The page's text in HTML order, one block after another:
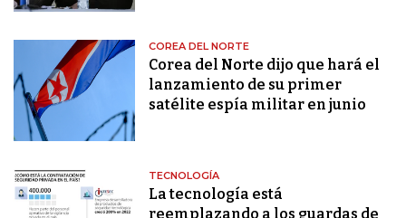
COREA DEL NORTE
Corea del Norte dijo que hará el
lanzamiento de su primer
satélite espía militar en junio
TECNOLOGÍA
La tecnología está
reemplazando a los guardas de